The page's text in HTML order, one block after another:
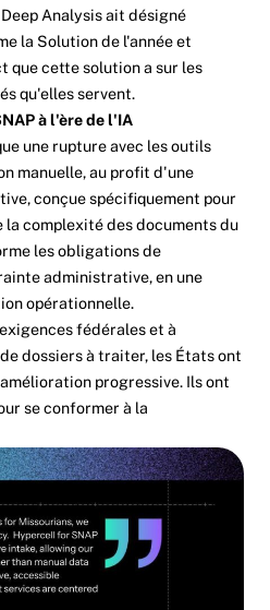
Analysis ait désigné
la Solution de l'année et
que cette solution a sur les
qu'elles servent.
à l'ère de l'IA
une rupture avec les outils
manuelle, au profit d'une
conçue spécifiquement pour
la complexité des documents du
les obligations de
administrative, en une
opérationnelle.
fédérales et à
dossiers à traiter, les États ont
progressive. Ils ont
se conformer à la